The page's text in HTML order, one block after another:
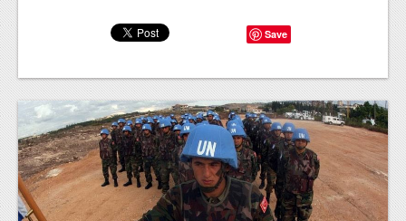
Save